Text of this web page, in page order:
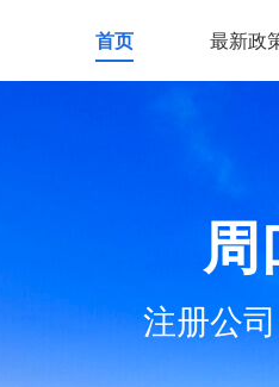
首页 最新政
周
注册公